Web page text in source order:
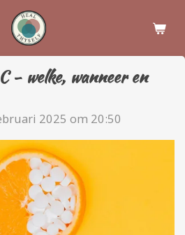
- welke, wanneer en
2025 om 20:50